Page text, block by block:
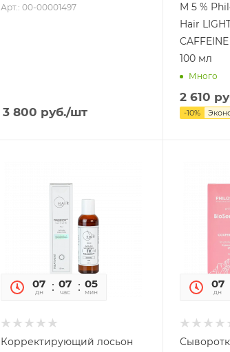
Арт.: 00-00001497
3 800 руб./шт
M 5 %
Hair
100 мл
Много
2 610
-10%
07
дн
07
час
05
мин
Корректирующий лосьон
07
дн